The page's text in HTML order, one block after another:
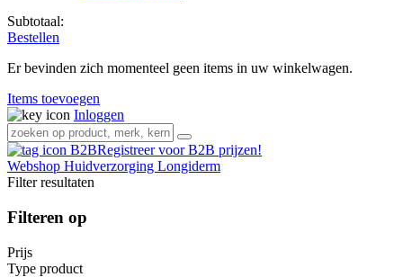
Subtotaal:
Bestellen
Er bevinden zich momenteel geen items in uw winkelwagen.
Items toevoegen
Inloggen
Registreer voor B2B prijzen!
Webshop Huidverzorging Longiderm
Filter resultaten
Filteren op
Prijs
Type product